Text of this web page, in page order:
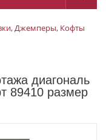
Джемперы, Кофты
диагональ
89410 размер